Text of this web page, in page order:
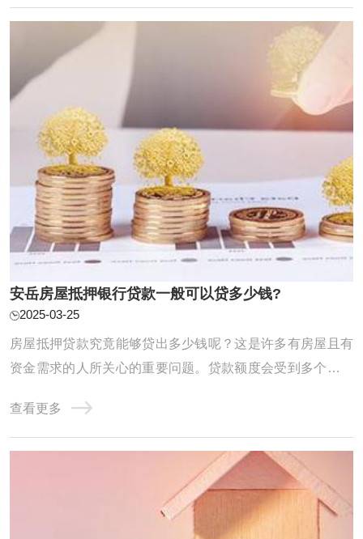
若是用于企业经营，贷款年限可能会稍长一些，一般最长可
达10年。企业经营需要相对稳定的资金支持， ...
安岳房屋抵押银行贷款一般可以贷多少钱?
2025-03-25
房屋抵押贷款究竟能够贷出多少钱呢？这是许多有房屋且有
资金需求的人所关心的重要问题。贷款额度会受到多个因素
贷出的款项也就越多。例如，一套价值200万元的房子，在
符合银行贷款条件的情况下，可能能够贷出100万元甚至更
多。其次，借款人的个人信用状况也起着关键作 ...
查看更多